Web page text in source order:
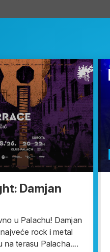
Damjan
u Palachu! Damjan
rock i metal
na terasu Palacha....